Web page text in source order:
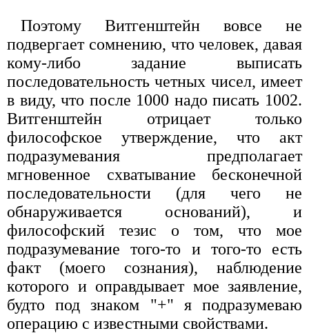
Поэтому Витгенштейн вовсе не
подвергает сомнению, что человек, давая
кому-либо задание выписать
последовательность четных чисел, имеет
в виду, что после 1000 надо писать 1002.
Витгенштейн отрицает только
философское утверждение, что акт
подразумевания предполагает
мгновенное схватывание бесконечной
последовательности (для чего не
обнаруживается оснований), и
философский тезис о том, что мое
подразумевание того-то и того-то есть
факт (моего сознания), наблюдение
которого и оправдывает мое заявление,
будто под знаком "+" я подразумеваю
операцию с известными свойствами.